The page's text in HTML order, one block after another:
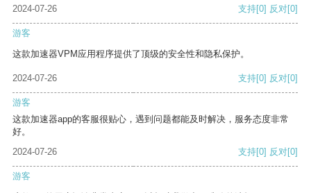
2024-07-26 支持[0] 反对[0]
游客
这款加速器VPM应用程序提供了顶级的安全性和隐私保护。
2024-07-26 支持[0] 反对[0]
游客
这款加速器app的客服很贴心，遇到问题都能及时解决，服务态度非常
好。
2024-07-26
支持[0] 反对[0]
游客